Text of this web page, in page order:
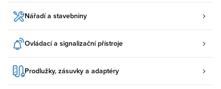
Nářadí a stavebniny
Ovládací a signalizační přístroje
Prodlužky, zásuvky a adaptéry